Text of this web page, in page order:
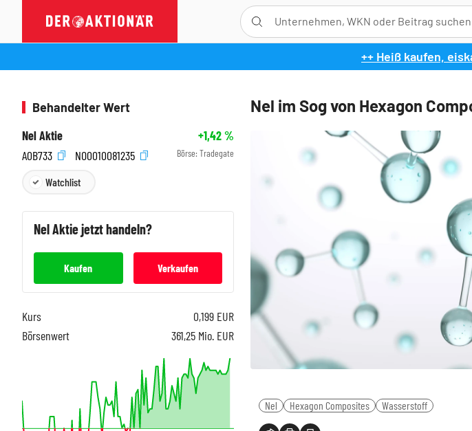
++ Heiß kaufen,
Nel im Sog von Hexagon
Nel Hexagon Composites Wasserstoff
Behandelter Wert
Nel Aktie
+1,42%
A0B733
NO0010081235 Börse: Tradegate
Watchlist
NelAktie jetzt handeln?
Kaufen Verkaufen
Kurs 0,199 EUR
Börsenwert
361,25 Mio. EUR